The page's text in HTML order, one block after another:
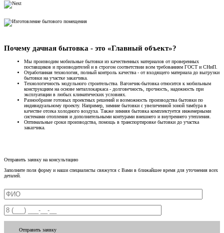
Почему дачная бытовка - это «Главный объект»?
Мы производим мобильные бытовки из качественных материалов от проверенных
поставщиков и производителей и в строгом соответствии всем требованиям ГОСТ и СНиП.
Отработанная технология, полный контроль качества - от входящего материала до выгрузки
бытовки на участке заказчика.
Технологичность модульного строительства. Вагончик-бытовка относится к мобильным
конструкциям на основе металлокаркаса - долговечность, прочность, надежность при
эксплуатации в любых климатических условиях.
Разнообразие готовых проектных решений и возможность производства бытовки по
индивидуальному проекту. Например, зимние бытовки с увеличенной зоной тамбура в
качестве отсека холодного воздуха. Также зимняя бытовка комплектуется инженерными
системами отопления и дополнительными контурами внешнего и внутреннего утепления.
Оптимальные сроки производства, помощь в транспортировке бытовки до участка
заказчика.
Отправить заявку на консультацию
Заполните поля форму и наши специалисты свяжутся с Вами в ближайшее время для уточнения всех
деталей.
Отправить заявку